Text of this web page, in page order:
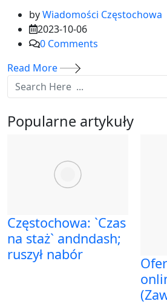
byWiadomości Częstochowa
2023-10-06
0 Comments
Read More
Popularne artykuły
Częstochowa: `Czas
na staż` andndash;
ruszył nabór